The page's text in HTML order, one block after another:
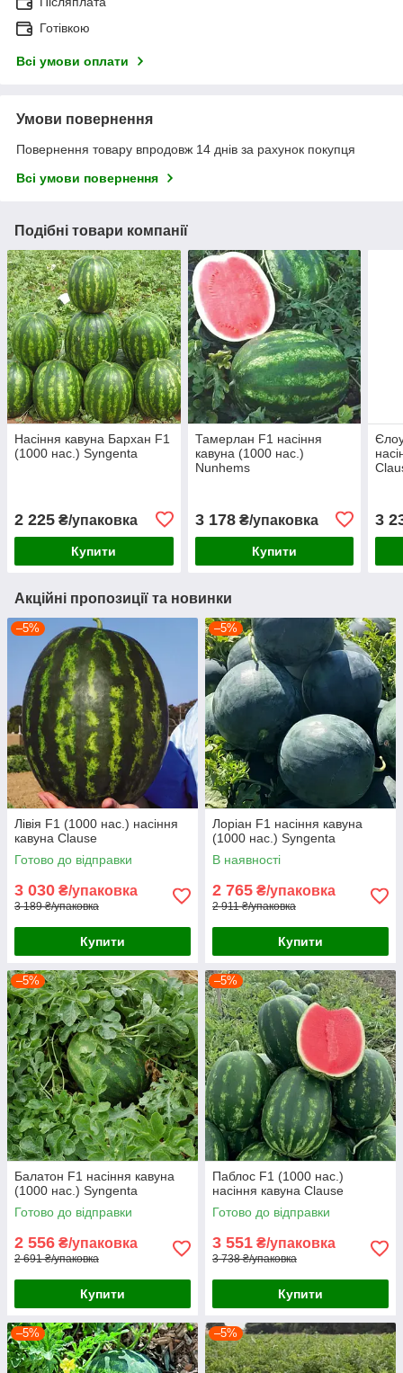
Готівкою
Всі умови оплати
Умови повернення
Повернення товару впродовж 14 днів за рахунок покупця
Всі умови повернення
Подібні товари компанії
Насіння кавуна Бархан F1
(1000 нас.) Syngenta
2 225 ₴/упаковка
Купити
Тамерлан F1 насіння
кавуна (1000 нас.)
Nunhems
3 178₴/упаковка
Купити
3
Акційні пропозиції та новинки
–5%
Лівія F1 (1000 нас.) насіння
кавуна Clause
Готово до відправки
3 030 ₴/упаковка
3 189 ₴/упаковка
Купити
–5%
Лоріан F1 насіння кавуна
(1000 нас.) Syngenta
В наявності
2 765 ₴/упаковка
2 911 ₴/упаковка
Купити
–5%
Балатон F1 насіння кавуна
(1000 нас.) Syngenta
Готово до відправки
2 556 ₴/упаковка
2 691 ₴/упаковка
Купити
–5%
Паблос F1 (1000 нас.)
насіння кавуна Clause
Готово до відправки
3 551 ₴/упаковка
3 738 ₴/упаковка
Купити
–5% –5%